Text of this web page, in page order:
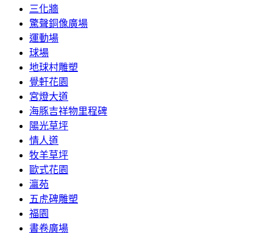
三化牆
驚聲銅像廣場
運動場
球場
地球村雕塑
覺軒花園
宮燈大道
海豚吉祥物里程碑
陽光草坪
情人道
牧羊草坪
歐式花園
瀛苑
五虎碑雕塑
福園
書卷廣場